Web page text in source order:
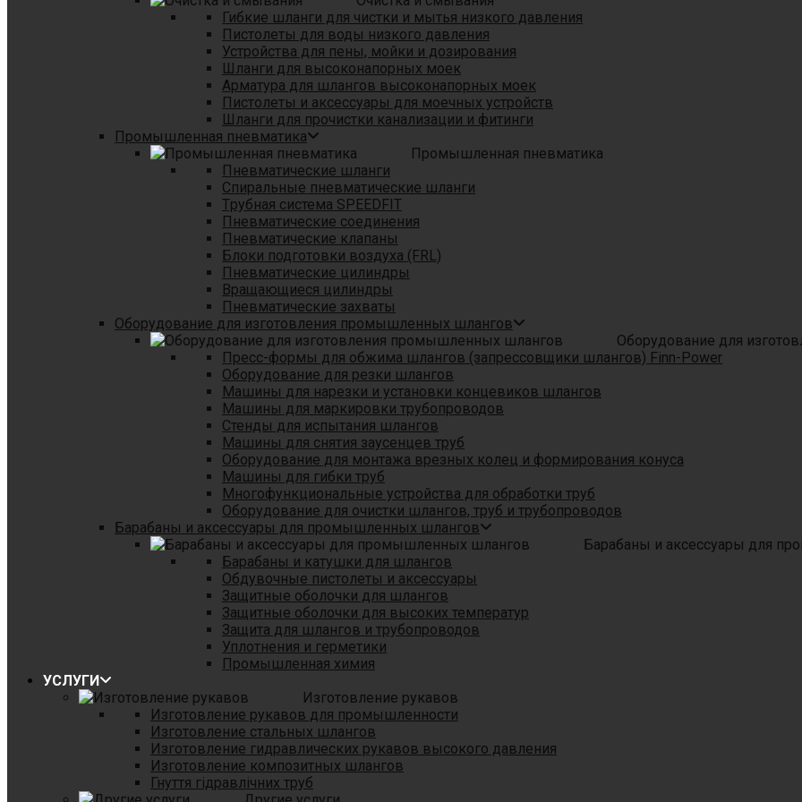
Гибкие шланги для чистки и мытья низкого давления
Пистолеты для воды низкого давления
Устройства для пены, мойки и дозирования
Шланги для высоконапорных моек
Арматура для шлангов высоконапорных моек
Пистолеты и аксессуары для моечных устройств
Шланги для прочистки канализации и фитинги
Промышленная пневматика
Промышленная пневматика
Пневматические шланги
Спиральные пневматические шланги
Tрубная система SPEEDFIT
Пневматические соединения
Пневматические клапаны
Блоки подготовки воздуха (FRL)
Пневматические цилиндры
Вращающиеся цилиндры
Пневматические захваты
Оборудование для изготовления промышленных шлангов
Оборудование для
Пресс-формы для обжима шлангов (запрессовщики шлангов) Finn-Power
Оборудование для резки шлангов
Машины для нарезки и установки концевиков шлангов
Машины для маркировки трубопроводов
Стенды для испытания шлангов
Машины для снятия заусенцев труб
Оборудование для монтажа врезных колец и формирования конуса
Машины для гибки труб
Многофункциональные устройства для обработки труб
Оборудование для очистки шлангов, труб и трубопроводов
Барабаны и аксессуары для промышленных шлангов
Барабаны и аксессуары для
Барабаны и катушки для шлангов
Обдувочные пистолеты и аксессуары
Защитные оболочки для шлангов
Защитные оболочки для высоких температур
Защита для шлангов и трубопроводов
Уплотнения и герметики
Промышленная химия
УСЛУГИ
Изготовление рукавов
Изготовление рукавов для промышленности
Изготовление стальных шлангов
Изготовление гидравлических рукавов высокого давления
Изготовление композитных шлангов
Гнуття гідравлічних труб